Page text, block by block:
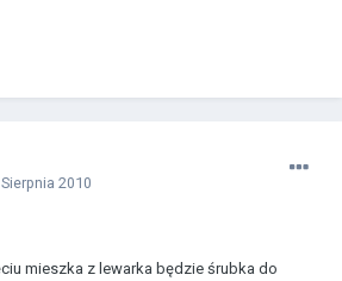
2010
mieszka z lewarka będzie śrubka do